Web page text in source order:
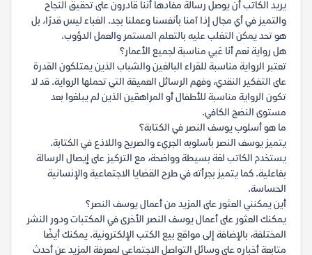
يريد الكاتب أن يوصل رسالة مفادها أننا قادرون على تحقيق النجاح
والتميز في أي مجال إذا آمنا بأنفسنا وعملنا بجد. الغباء ليس قدرًا، بل
هو تحد يمكن التغلب عليه بالتعلم المستمر والعمل الدؤوب.
هل رواية نعم أنا غبي مناسبة لجميع الأعمار؟
تعتبر الرواية مناسبة للقراء البالغين والشباب الذين يمتلكون القدرة
على التفكير النقدي، وفهم الرسائل العميقة التي تحملها الرواية. قد لا
تكون الرواية مناسبة للأطفال أو المراهقين الذين لم يبلغوا بعد
مستوى النضج الكافي.
ما هو أسلوب يوسف النصر في الكتابة؟
يتميز يوسف النصر بأسلوبه الجريء والصريح واللاذع في الكتابة.
يستخدم الكاتب لغة بسيطة وواضحة، مع التركيز على إيصال الرسالة
بفاعلية. كما يتميز بجرأته في طرح القضايا الاجتماعية والإنسانية
الحساسة.
أين يمكنني العثور على المزيد من أعمال يوسف النصر؟
يمكنك العثور على أعمال يوسف النصر الأخرى في المكتبات ودور النشر
المختلفة، بالإضافة إلى مواقع بيع الكتب الإلكترونية. يمكنك أيضًا
متابعة أخباره على وسائل التواصل الاجتماعي لمعرفة المزيد عن أحدث